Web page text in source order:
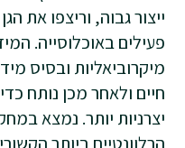
פעילים באוכלוסייה.
מיקרוביאליות ובסיס
חיים ולאחר מכן נותח
יצרניות יותר. נמצא